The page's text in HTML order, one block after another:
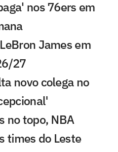
nos 76ers em
James em
27
novo colega no
no topo, NBA
times do Leste